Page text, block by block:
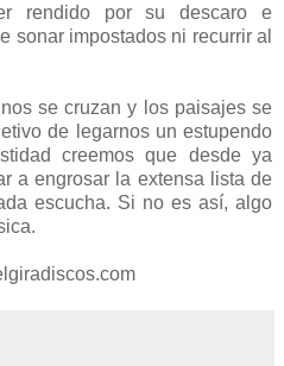
rendido por su descaro e
sonar impostados ni recurrir al
se cruzan y los paisajes se
de legarnos un estupendo
creemos que desde ya
a engrosar la extensa lista de
escucha. Si no es así, algo